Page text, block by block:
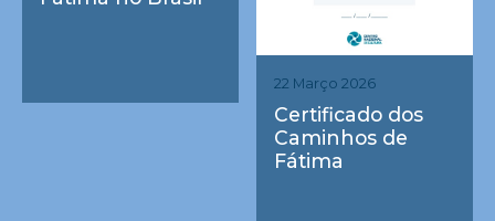
22 Março 2026
Certificado dos
Caminhos de
Fátima